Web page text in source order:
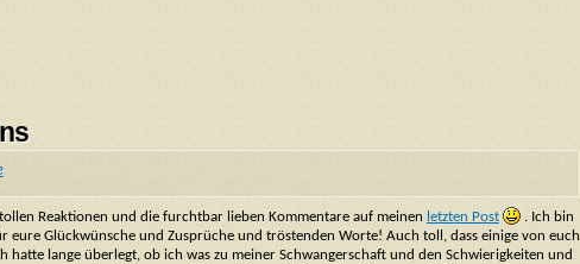
Reaktionen und die furchtbar lieben Kommentare auf meinen letzten Post
. Ich bin
Glückwünsche und Zusprüche und tröstenden Worte! Auch toll, dass einige von euch
lange überlegt, ob ich was zu meiner Schwangerschaft und den Schwierigkeiten und